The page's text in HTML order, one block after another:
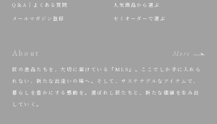
About More
匠の逸品たちを、大切に届けている『MLS』。ここでしか手に入れら
れない、新たな出逢いの場へ。そして、サステナブルなアイテムで、
暮らしを豊かにする感動を。選ばれし匠たちと、新たな価値を生み出
していく。
Q＆A｜よくある質問
メールマガジン登録
人気商品から選ぶ
セミオーダーで選ぶ